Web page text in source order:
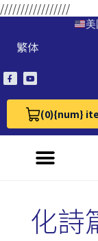
/////////////////
繁体
(0)
View Cart 0
{num}
化詩